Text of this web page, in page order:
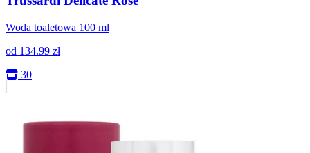
Woda toaletowa 100 ml
od 134.99 zł
30